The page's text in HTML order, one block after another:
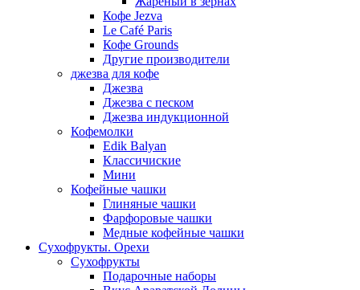
Кофе Jezva
Le Café Paris
Кофе Grounds
Другие производители
джезва для кофе
Джезва
Джезва с песком
Джезва индукционной
Кофемолки
Edik Balyan
Классичиские
Мини
Кофейные чашки
Глиняные чашки
Фарфоровые чашки
Медные кофейные чашки
Сухофрукты. Орехи
Сухофрукты
Подарочные наборы